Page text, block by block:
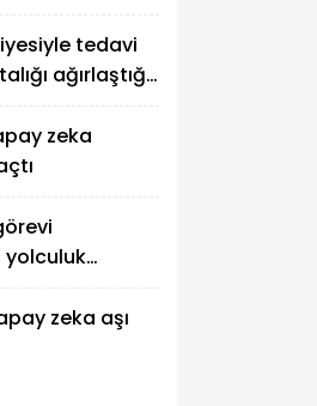
tedavi
ağırlaştığı
zeka
yolculuk
zeka aşı